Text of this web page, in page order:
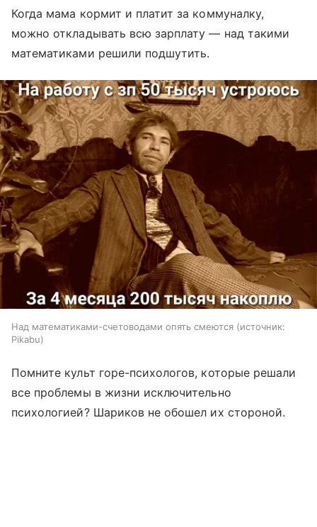
Когда мама кормит и платит за коммуналку,
можно откладывать всю зарплату — над такими
математиками решили подшутить.
Над математиками-счетоводами опять смеются
источник:
Pikabu
Помните культ горе-психологов, которые решали
все проблемы в жизни исключительно
психологией? Шариков не обошел их стороной.